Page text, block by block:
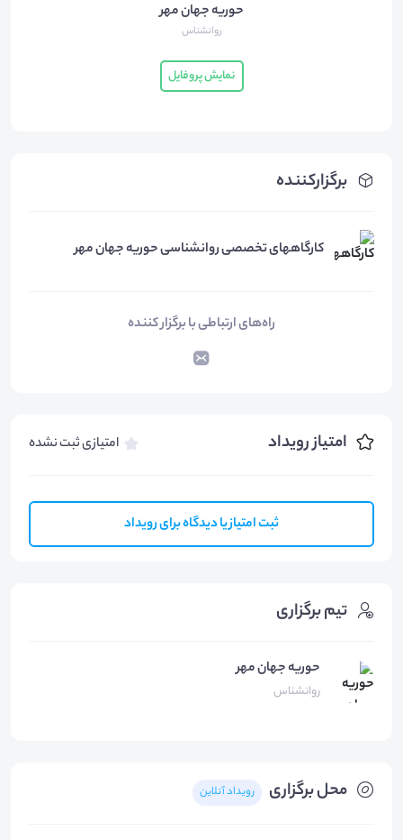
برگزارکننده
کارگاههای تخصصی روانشناسی حوریه جهان مهر
راه‌های ارتباطی با برگزار کننده
امتیاز رویداد امتیازی ثبت نشده
ثبت امتیاز یا دیدگاه برای رویداد
محل برگزاری رویداد آنلاین
تیم برگزاری
حوریه جهان مهر
روانشناس
حوریه جهان مهر
روانشناس
نمایش پروفایل